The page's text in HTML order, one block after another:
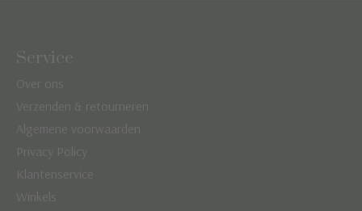
Service
Over ons
Verzenden & retourneren
Algemene voorwaarden
Privacy Policy
Klantenservice
Winkels